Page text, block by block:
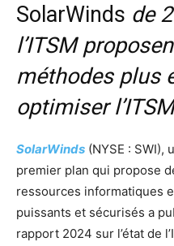
SolarWinds de
l’ITSM
méthodes plus
optimiser
SolarWinds (NYSE : SWI),
premier plan qui propose
ressources informatiques
puissants et sécurisés a
rapport 2024 sur l’état de